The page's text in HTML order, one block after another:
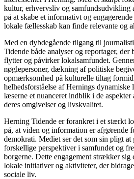
kultur, erhvervsliv og samfundsudvikling
på at skabe et informativt og
lokale fællesskab kan finde relevante og
Med en dybdegående tilgang til
Tidende både analyser og reportager, der
flytter og påvirker lokalsamfundet.
nøglepersoner, dækning af politiske
opmærksomhed på kulturelle tiltag
helhedsforståelse af Hernings
læserne et nuanceret indblik i de
deres omgivelser og livskvalitet.
Herning Tidende er forankret i et stærkt
på, at viden og information er afgørende
demokrati. Mediet ser det som sin pligt at
forskellige perspektiver i samfundet og
borgerne. Dette engagement strækker sig
lokale initiativer og aktiviteter, der
sociale liv.